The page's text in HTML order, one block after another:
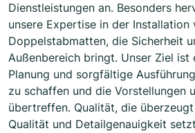
Dienstleistungen an. Besonders
unsere Expertise in der Installation
Doppelstabmatten, die Sicherheit
Außenbereich bringt. Unser Ziel
Planung und sorgfältige
zu schaffen und die Vorstellungen
übertreffen. Qualität, die
Qualität und Detailgenauigkeit